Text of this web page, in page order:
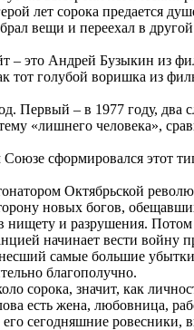
лет сорока предается
вещи и переехал в
– это Андрей Бузыкин
голубой воришка из
Первый – в 1977 году,
«лишнего человека»,
сформировался этот
Октябрьской
новых богов,
нищету и разрушения.
начинает вести
самые большие
благополучно.
сорока, значит, как
есть жена, любовница,
сегодняшние